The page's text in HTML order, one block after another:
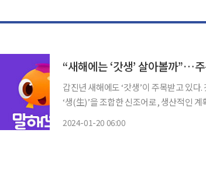
“새해에는 ‘갓생’ 살아볼까”…
갑진년 새해에도 ‘갓생’이 주목받고 있
‘생(生)’을 조합한 신조어로, 생산적인
2024-01-20 06:00